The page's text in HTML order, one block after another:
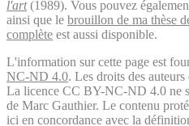
l'art(1989). Vous pouvez
ainsi que le brouillon de ma thèse
complète est aussi disponible.
L'information sur cette page est
NC-ND 4.0. Les droits des
La licence CC BY-NC-ND 4.0 ne
de Marc Gauthier. Le contenu
ici en concordance avec la